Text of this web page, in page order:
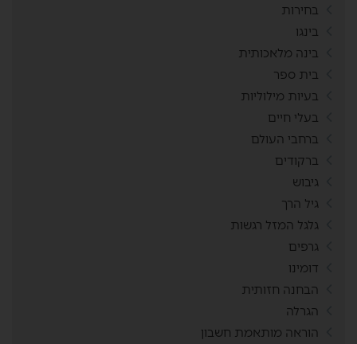
בחירות
בינגו
בינה מלאכותית
בית ספר
בעיות מילוליות
בעלי חיים
ברחבי העולם
ברקודים
גיבוש
גיל הרך
גלגל המזל רגשות
גרפים
דומינו
הבחנה חזותית
הגרלה
הוראה מותאמת חשבון